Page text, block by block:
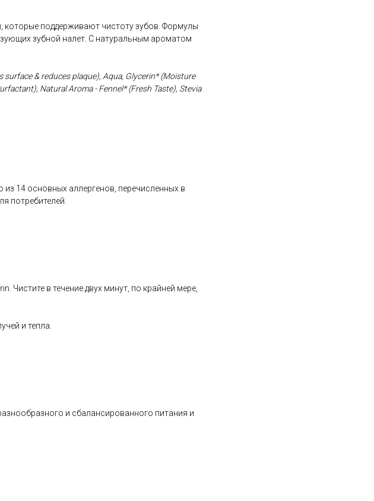
которые поддерживают чистоту зубов. Формулы
зубной налет. С натуральным ароматом
& reduces plaque), Aqua, Glycerin* (Moisture
Natural Aroma - Fennel* (Fresh Taste), Stevia
из 14 основных аллергенов, перечисленных в
потребителей.
Чистите в течение двух минут, по крайней мере,
и тепла.
и сбалансированного питания и